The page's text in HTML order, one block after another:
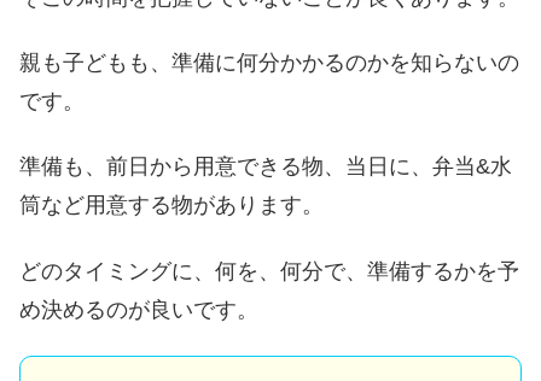
親も子どもも、準備に何分かかるのかを知らないの
です。
準備も、前日から用意できる物、 当日に、弁当&水
筒など用意する物があります。
どのタイミングに、何を、何分で、 準備するかを予
め決めるのが良いです。